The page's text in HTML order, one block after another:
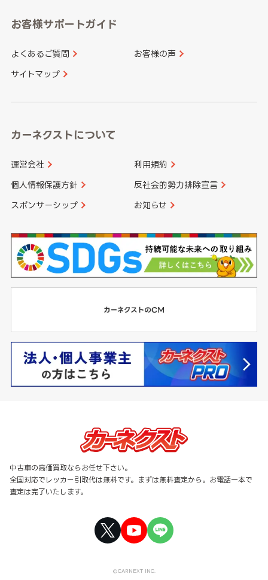
愛知県
和歌山県
山口県
香川県 愛媛県
長崎県
大分県 宮崎県
お客様サポートガイド
よくあるご質問 お客様の声
サイトマップ
カーネクストについて
運営会社 利用規約
個人情報保護方針 反社会的勢力排除宣言
スポンサーシップ お知らせ
中古車の高価買取ならお任せ下さい。
全国対応でレッカー引取代は無料です。まずは無料査定から。お電話一本で
査定は完了いたします。
©CARNEXT INC.